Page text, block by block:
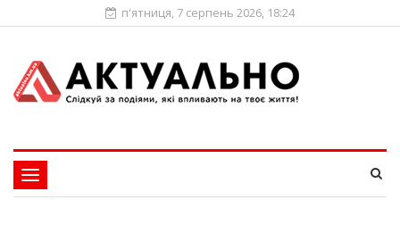
п'ятниця, 7 серпень 2026, 18:24
Toggle
navigation